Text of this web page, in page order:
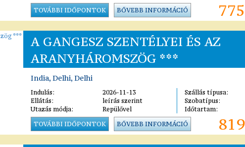
TOVÁBBI IDŐPONTOK BŐVEBB INFORMÁCIÓ
A GANGESZ SZENTÉLYEI ÉS AZ
ARANYHÁROMSZÖG ***
India, Delhi, Delhi
Indulás:
2026-11-13
Ellátás:
leírás szerint
Utazás módja:
Repülővel
Szállás típusa:
Szobatípus:
Időtartam:
TOVÁBBI IDŐPONTOK
BŐVEBB INFORMÁCIÓ